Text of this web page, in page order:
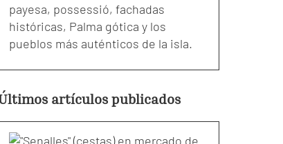
payesa, possessió, fachadas
históricas, Palma gótica y los
pueblos más auténticos de la isla.
artículos publicados